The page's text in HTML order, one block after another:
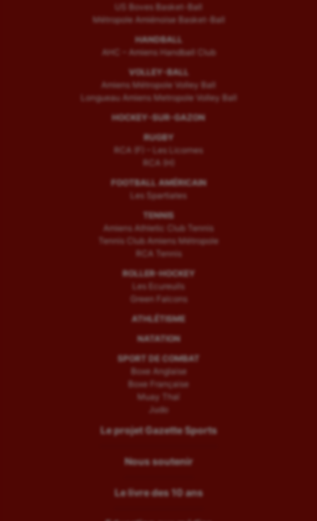
US Boves Basket-Ball
Métropole Amiénoise Basket-Ball
HANDBALL
AHC – Amiens Handball Club
VOLLEY-BALL
Amiens Métropole Volley Ball
Longueau Amiens Metropole Volley Ball
HOCKEY-SUR-GAZON
RUGBY
RCA (F) – Les Licornes
RCA (H)
FOOTBALL AMÉRICAIN
Les Spartiates
TENNIS
Amiens Athletic Club Tennis
Tennis Club Amiens Métropole
RCA Tennis
ROLLER-HOCKEY
Les Ecureuils
Green Falcons
ATHLÉTISME
NATATION
SPORT DE COMBAT
Boxe Anglaise
Boxe Française
Muay Thaï
Judo
Le projet Gazette Sports
Nous soutenir
Le livre des 10 ans